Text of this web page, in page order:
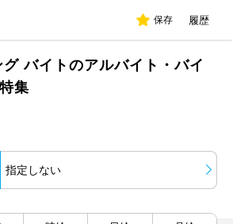
保存 履歴
バイトのアルバイト・バイ
集
指定しない